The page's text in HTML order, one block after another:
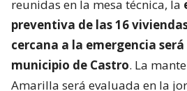
reunidas en la mesa técnica, la
preventiva de las 16
cercana a la emergencia
municipio de Castro. La
Amarilla será evaluada en la